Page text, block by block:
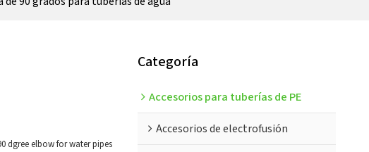
dgree elbow for water pipes
Categoría
Accesorios para tuberías de PE
Accesorios de electrofusión